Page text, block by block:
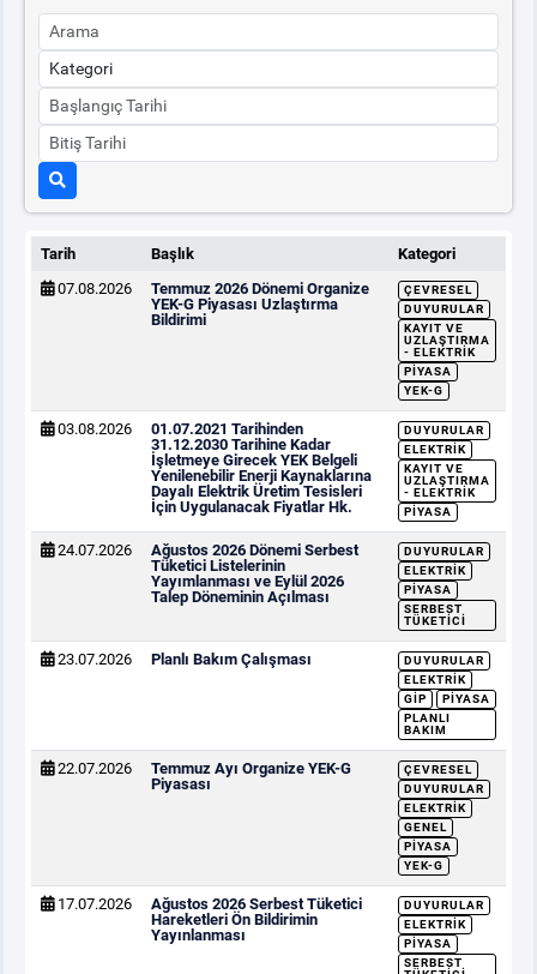
Tarih Başlık
Kategori
07.08.2026
Temmuz 2026 Dönemi Organize
YEK-G Piyasası Uzlaştırma
Bildirimi
ÇEVRESEL
DUYURULAR
KAYIT VE
UZLAŞTIRMA
- ELEKTRIK
PIYASA
YEK-G
03.08.2026
01.07.2021 Tarihinden
31.12.2030 Tarihine Kadar
İşletmeye Girecek YEK Belgeli
Yenilenebilir Enerji Kaynaklarına
Dayalı Elektrik Üretim Tesisleri
İçin Uygulanacak Fiyatlar Hk.
DUYURULAR
ELEKTRIK
KAYIT VE
UZLAŞTIRMA
- ELEKTRIK
PIYASA
24.07.2026
Ağustos 2026 Dönemi Serbest
Tüketici Listelerinin
Yayımlanması ve Eylül 2026
Talep Döneminin Açılması
DUYURULAR
ELEKTRIK
PIYASA
SERBEST
TÜKETICI
23.07.2026 Planlı Bakım Çalışması
DUYURULAR
ELEKTRIK
GİP
PIYASA
PLANLI
BAKIM
22.07.2026
Temmuz Ayı Organize YEK-G
Piyasası
ÇEVRESEL
DUYURULAR
ELEKTRIK
GENEL
PIYASA
YEK-G
17.07.2026
Ağustos 2026 Serbest Tüketici
Hareketleri Ön Bildirimin
Yayınlanması
DUYURULAR
ELEKTRIK
PIYASA
SERBEST